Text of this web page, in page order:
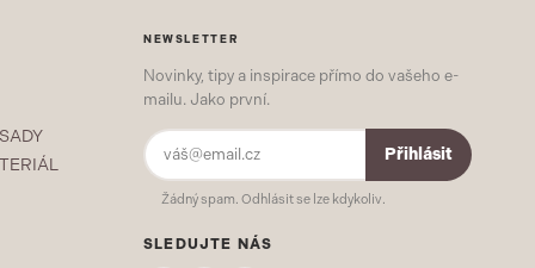
NEWSLETTER
Novinky, tipy a inspirace přímo do vašeho e-
mailu. Jako první.
Přihlásit
Žádný spam. Odhlásit se lze kdykoliv.
SLEDUJTE NÁS